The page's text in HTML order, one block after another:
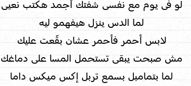
لو فى يوم مع نفسى شفتك أجمد هكتب نعيى
لما الدس ينزل هيفهمو ليه
لابس أحمر فأحمر عشان بقّعت عليك
مش صبحت يبقى تستحمل المسا على دماغك
لما بتمامبل بسمع تربل إكس ميكس داما